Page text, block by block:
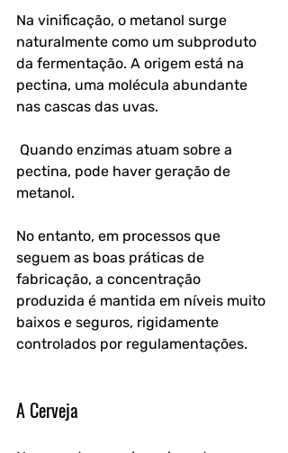
Na vinificação, o metanol surge
naturalmente como um subproduto
da fermentação. A origem está na
pectina, uma molécula abundante
nas cascas das uvas.
pectina, pode haver geração de
metanol.
No entanto, em processos que
seguem as boas práticas de
fabricação, a concentração
produzida é mantida em níveis muito
baixos e seguros, rigidamente
controlados por regulamentações.
A Cerveja